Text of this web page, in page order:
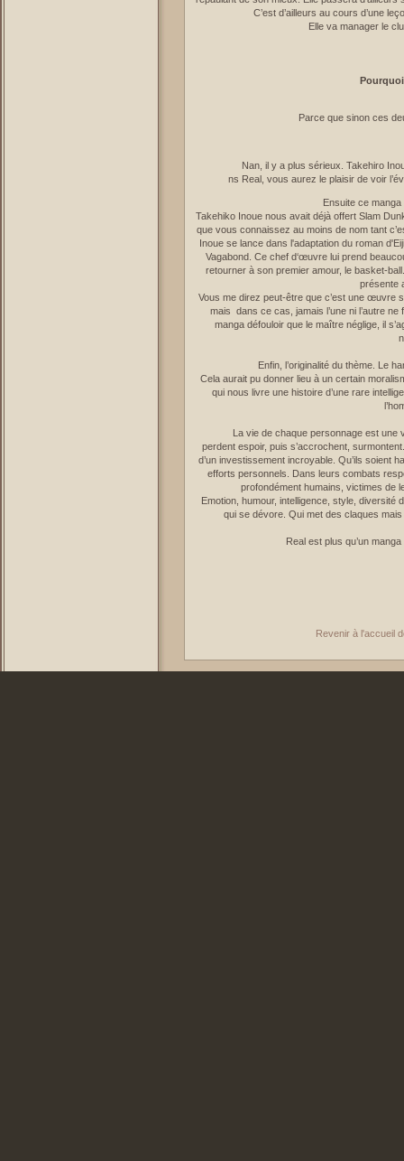
C’est d’ailleurs au cours d’une
Elle va manager le
Parce que sinon ces
Nan, il y a plus sérieux. Takehiro
ns Real, vous aurez le plaisir de voir
Ensuite ce
Takehiko Inoue nous avait déjà offert Slam
que vous connaissez au moins de nom tant
Inoue se lance dans l'adaptation du roman
Vagabond. Ce chef d‘œuvre lui prend
retourner à son premier amour, le basket-
présente
Vous me direz peut-être que c’est une œuvre
mais dans ce cas, jamais l’une ni l’autre
manga défouloir que le maître néglige, il
Enfin, l’originalité du thème. Le
Cela aurait pu donner lieu à un certain
qui nous livre une histoire d’une rare
La vie de chaque personnage est
perdent espoir, puis s’accrochent,
d’un investissement incroyable. Qu’ils soient
efforts personnels. Dans leurs combats
profondément humains, victimes de
Emotion, humour, intelligence, style, diversité
qui se dévore. Qui met des claques
Real est plus qu’un
Revenir à l'accueil